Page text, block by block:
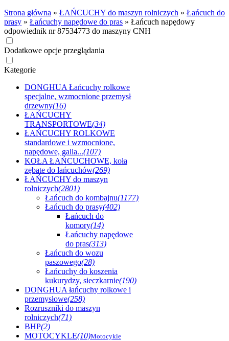
Strona główna » ŁAŃCUCHY do maszyn rolniczych » Łańcuch do
prasy » Łańcuchy napędowe do pras » Łańcuch napędowy
odpowiednik nr 87534773 do maszyny CNH
Dodatkowe opcje przeglądania
Kategorie
DONGHUA Łańcuchy rolkowe
specjalne, wzmocnione przemysł
drzewny(16)
ŁAŃCUCHY
TRANSPORTOWE(34)
ŁAŃCUCHY ROLKOWE
standardowe i wzmocnione,
napędowe, galla...(107)
KOŁA ŁAŃCUCHOWE, koła
zębate do łańcuchów(269)
ŁAŃCUCHY do maszyn
rolniczych(2801)
Łańcuch do kombajnu(1177)
Łańcuch do prasy(402)
Łańcuch do
komory(14)
Łańcuchy napędowe
do pras(313)
Łańcuch do wozu
paszowego(28)
Łańcuchy do koszenia
kukurydzy, sieczkarnie(190)
DONGHUA łańcuchy rolkowe i
przemysłowe(258)
Rozruszniki do maszyn
rolniczych(71)
BHP(2)
MOTOCYKLE(10)Motocykle